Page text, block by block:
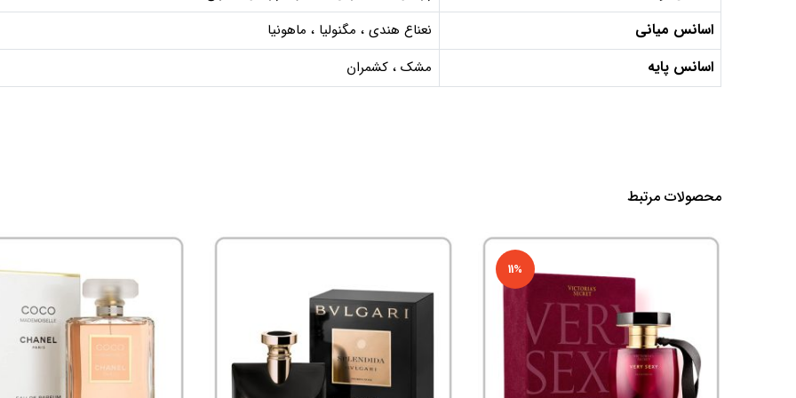
اسانس میانی نعناع هندی ، مگنولیا ، ماهونیا
اسانس پایه مشک ، کشمران
محصولات مرتبط
11%